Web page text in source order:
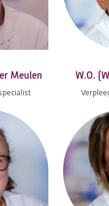
Meulen W.O.